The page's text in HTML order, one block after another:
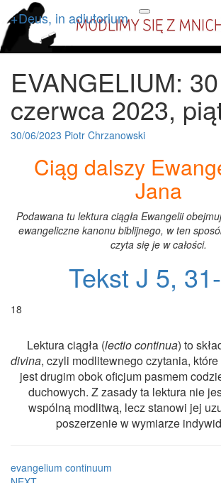
Toggle
navigation
+Deus, in adiutorium
+Deus, in
Codziennie modlimy
mnichami
EVANGELIUM:
30
2023,
piątek
EVANGELIUM: 30
czerwca 2023,
30/06/2023 Piotr Chrzanowski
Ciąg dalszy
Jana
Podawana tu lektura ciągła Ewangelii
ewangeliczne kanonu biblijnego, w ten
czyta się je w całości.
Tekst J 5,
18
Lektura ciągła (lectio continua) to
divina, czyli modlitewnego czytania,
jest drugim obok oficjum pasmem
duchowych. Z zasady ta lektura nie
wspólną modlitwą, lecz stanowi jej
poszerzenie w wymiarze
evangelium continuum